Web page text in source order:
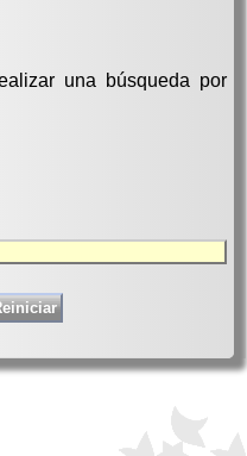
una búsqueda por